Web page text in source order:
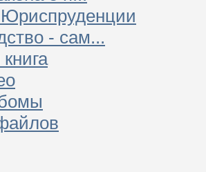
- сам...